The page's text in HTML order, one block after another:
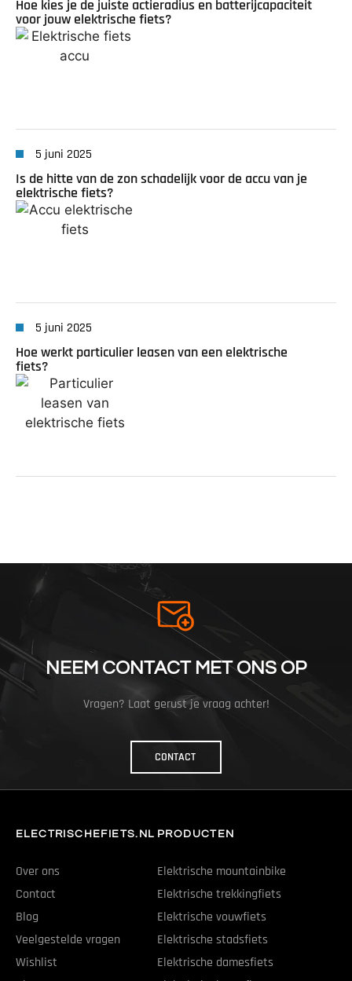
Hoe kies je de juiste actieradius en batterijcapaciteit
voor jouw elektrische fiets?
5 juni 2025
Is de hitte van de zon schadelijk voor de accu van je
elektrische fiets?
5 juni 2025
Hoe werkt particulier leasen van een elektrische
fiets?
NEEM CONTACT MET ONS OP
Vragen? Laat gerust je vraag achter!
CONTACT
ELECTRISCHEFIETS.NL
Over ons
Contact
Blog
Veelgestelde vragen
Wishlist
PRODUCTEN
Elektrische mountainbike
Elektrische trekkingfiets
Elektrische vouwfiets
Elektrische stadsfiets
Elektrische damesfiets